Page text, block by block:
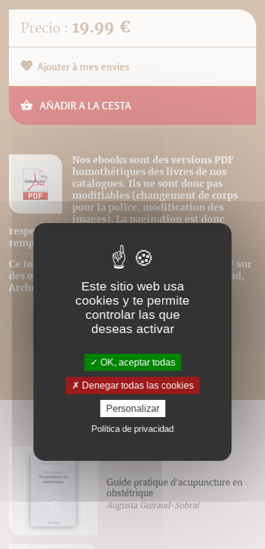
Precio : 19.99 €
Ajouter à mes envies
AÑADIR A LA CESTA
Nos ebooks sont des versions PDF
homothétiques des livres de nos
catalogues. Ils ne sont donc pas
modifiables (changement de corps
pour la police, modification des
images). La pagination est donc
respectée et la première page du livre est
remplacée par la couverture.
Ce format peut être lu par le logiciel Acrobat © sur
des ordinateurs ou tablettes tactiles de type iPad,
Archos, Asus ou autres.
LIVRES ASSOCIÉS
Guide pratique d'acupuncture en
obstétrique
Augusta Guiraud-Sobral
Este sitio web usa
cookies y te permite
controlar las que
deseas activar
OK, aceptar todas
Denegar todas las cookies
Personalizar
Política de privacidad